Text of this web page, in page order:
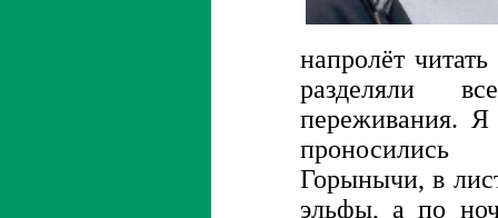
напролёт
разделяли
переживания.
Горынычи, в
эльфы, а по